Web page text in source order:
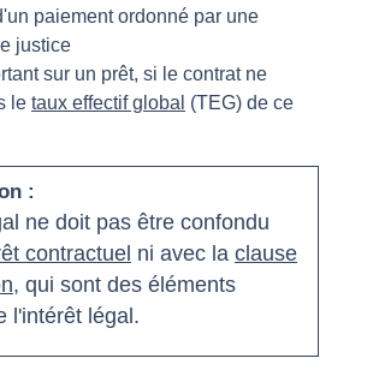
paiement ordonné par une
justice
sur un prêt, si le contrat ne
le taux effectif global (TEG) de ce
:
ne doit pas être confondu
contractuel ni avec la clause
qui sont des éléments
l'intérêt légal.